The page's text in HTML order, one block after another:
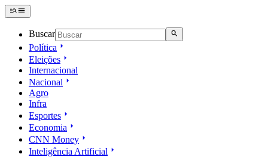
Buscar
Política
Eleições
Internacional
Nacional
Agro
Infra
Esportes
Economia
CNN Money
Inteligência Artificial